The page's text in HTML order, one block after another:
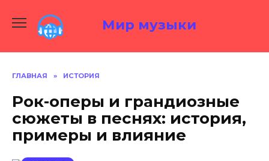
содержанию
Мир музыки
ГЛАВНАЯ » ИСТОРИЯ
Рок-оперы и грандиозные
сюжеты в песнях: история,
примеры и влияние